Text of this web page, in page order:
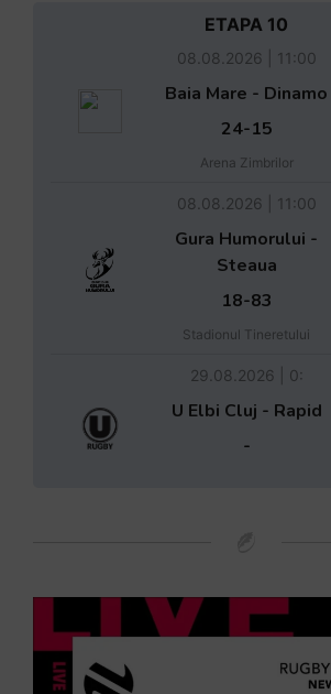
ETAPA 10
08.08.2026 | 11:00
Baia Mare - Dinamo
24-15
Arena Zimbrilor
08.08.2026 | 11:00
Gura Humorului -
Steaua
18-83
Stadionul Tineretului
29.08.2026 | 0:
U Elbi Cluj - Rapid
-